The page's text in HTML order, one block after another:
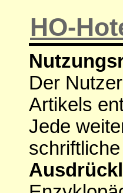
HO-
Der
Artikels
Jede